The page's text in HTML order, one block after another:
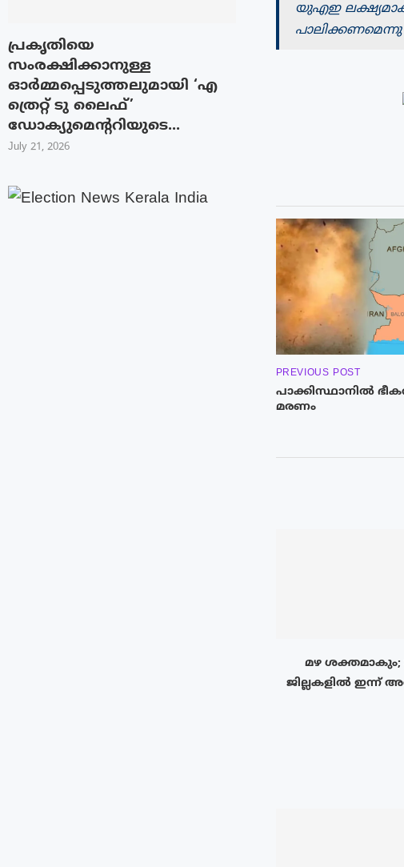
യുഎഇ
പാലിക്കണമെന്നു
PREVIOUS POST
പാക്കിസ്ഥാനിൽ
മരണം
മഴ ശക്തമാകും;
ജില്ലകളിൽ ഇന്ന്
പ്രകൃതിയെ
സംരക്ഷിക്കാനുള്ള
ഓർമ്മപ്പെടുത്തലുമായി ‘എ
ത്രെറ്റ് ടു ലൈഫ്’
ഡോക്യുമെന്ററിയുടെ...
July 21, 2026